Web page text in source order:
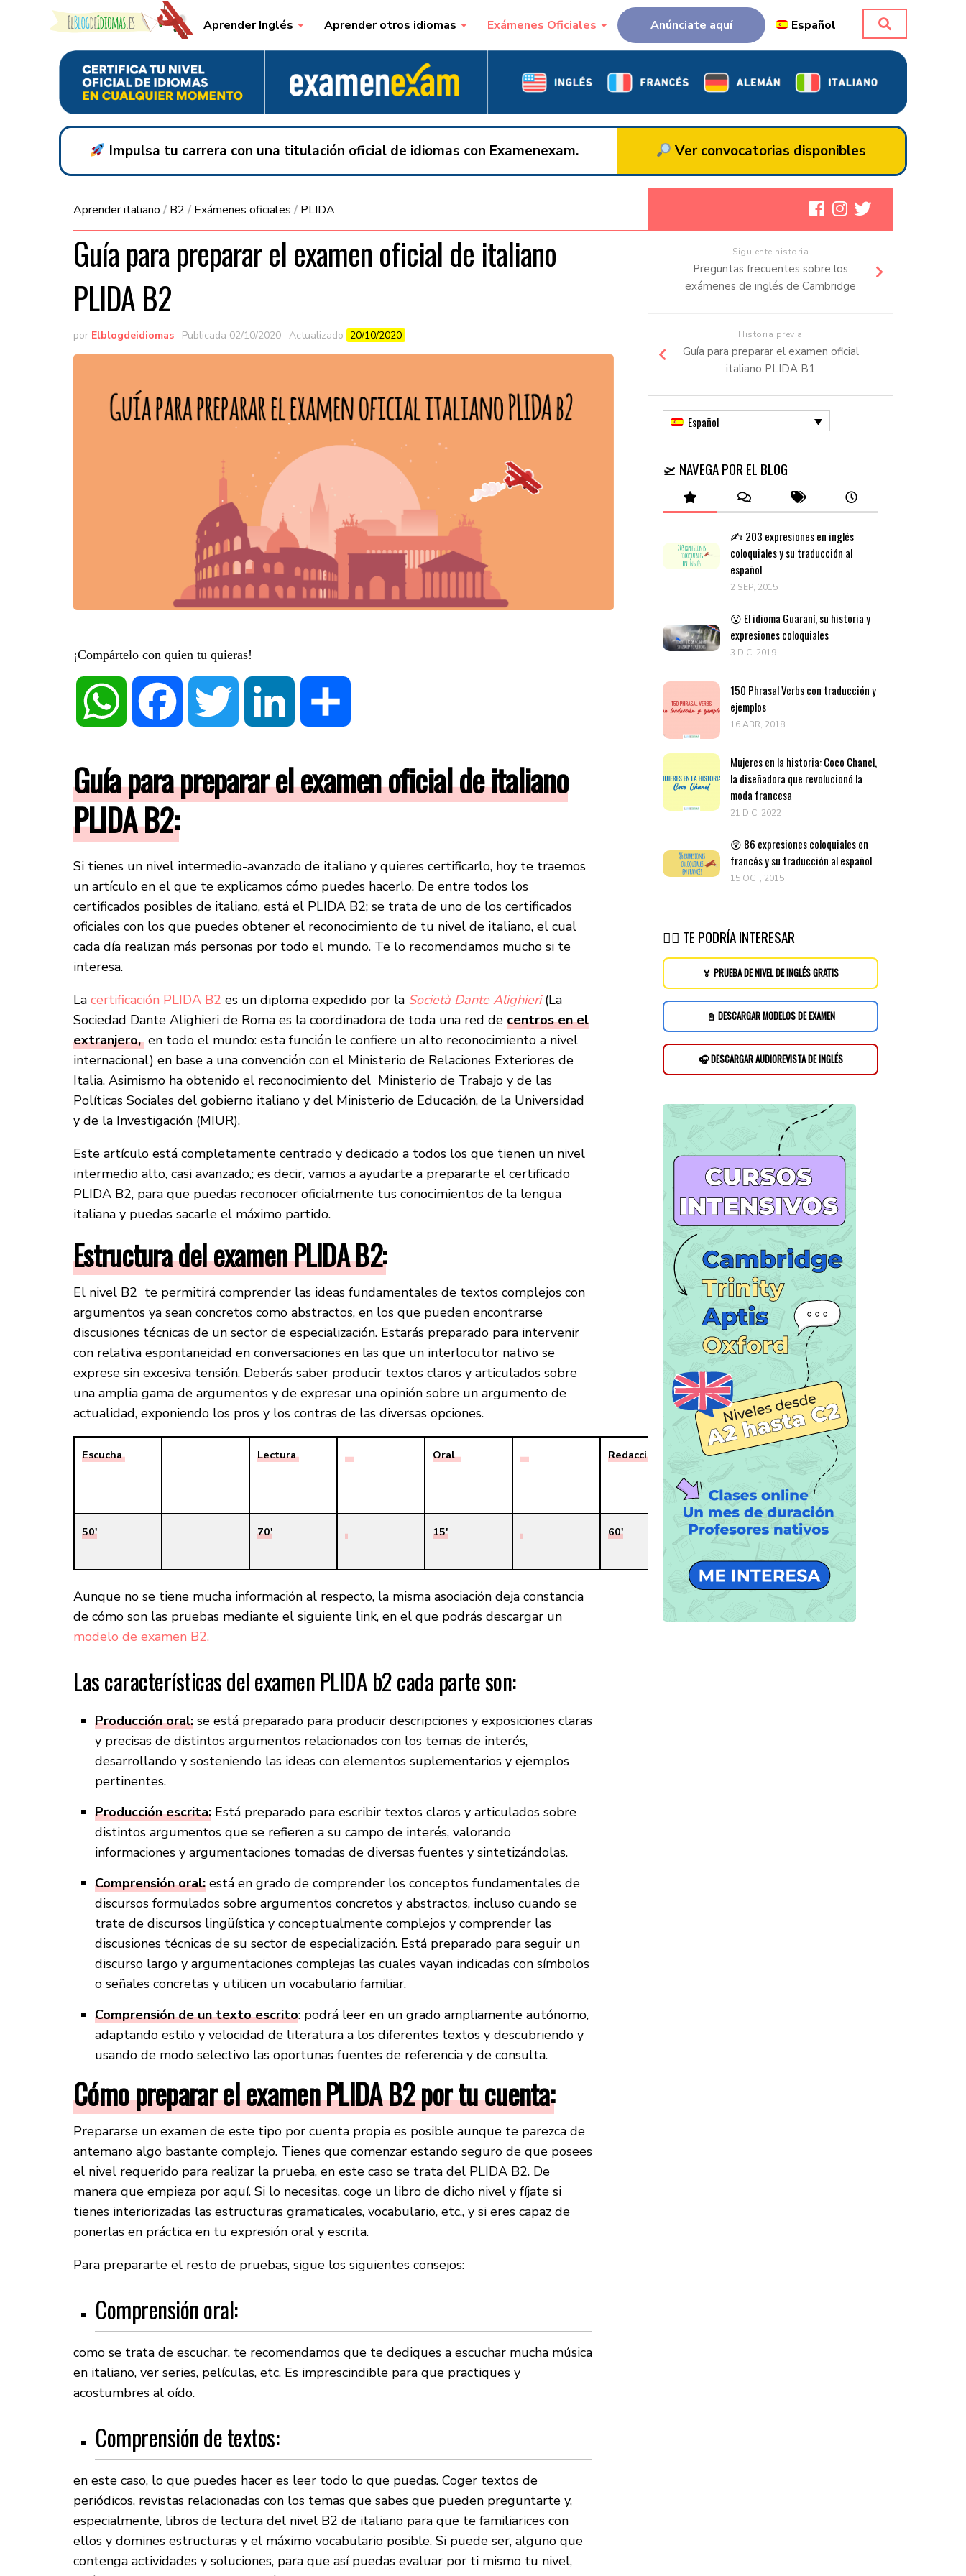
Skip to content Aprender Inglés Aprender otros idiomas Exámenes Oficiales Anúnciate aquí Español
Impulsa tu carrera con una titulación oficial de idiomas con Examenexam. Ver convocatorias disponibles
Aprender italiano / B2 / Exámenes oficiales / PLIDA
Guía para preparar el examen oficial de italiano
PLIDA B2
por Elblogdeidiomas · Publicada 02/10/2020 · Actualizado 20/10/2020
¡Compártelo con quien tu quieras!
WhatsApp Facebook LinkedIn
Guía para preparar el examen oficial de italiano
PLIDA B2:
Si tienes un nivel intermedio-avanzado de italiano y quieres certificarlo, hoy te traemos
un artículo en el que te explicamos cómo puedes hacerlo. De entre todos los
certificados posibles de italiano, está el PLIDA B2; se trata de uno de los certificados
oficiales con los que puedes obtener el reconocimiento de tu nivel de italiano, el cual
cada día realizan más personas por todo el mundo. Te lo recomendamos mucho si te
interesa.
La certificación PLIDA B2 es un diploma expedido por la Società Dante Alighieri(La
Sociedad Dante Alighieri de Roma es la coordinadora de toda una red de centros en el
extranjero, en todo el mundo: esta función le confiere un alto reconocimiento a nivel
internacional) en base a una convención con el Ministerio de Relaciones Exteriores de
Italia. Asimismo ha obtenido el reconocimiento del Ministerio de Trabajo y de las
Políticas Sociales del gobierno italiano y del Ministerio de Educación, de la Universidad
y de la Investigación (MIUR).
Este artículo está completamente centrado y dedicado a todos los que tienen un nivel
intermedio alto, casi avanzado,; es decir, vamos a ayudarte a prepararte el certificado
PLIDA B2, para que puedas reconocer oficialmente tus conocimientos de la lengua
italiana y puedas sacarle el máximo partido.
Estructura del examen PLIDA B2:
El nivel B2 te permitirá comprender las ideas fundamentales de textos complejos con
argumentos ya sean concretos como abstractos, en los que pueden encontrarse
discusiones técnicas de un sector de especialización. Estarás preparado para intervenir
con relativa espontaneidad en conversaciones en las que un interlocutor nativo se
exprese sin excesiva tensión. Deberás saber producir textos claros y articulados sobre
una amplia gama de argumentos y de expresar una opinión sobre un argumento de
actualidad, exponiendo los pros y los contras de las diversas opciones.
Escucha Lectura Oral Redacción
50′ 70′ 15′ 60′
max 195
minutos
Aunque no se tiene mucha información al respecto, la misma asociación deja constancia
de cómo son las pruebas mediante el siguiente link, en el que podrás descargar un
modelo de examen B2.
Las características del examen PLIDA b2 cada parte son:
Producción oral: se está preparado para producir descripciones y exposiciones claras
y precisas de distintos argumentos relacionados con los temas de interés,
desarrollando y sosteniendo las ideas con elementos suplementarios y ejemplos
pertinentes.
Producción escrita: Está preparado para escribir textos claros y articulados sobre
distintos argumentos que se refieren a su campo de interés, valorando
informaciones y argumentaciones tomadas de diversas fuentes y sintetizándolas.
Comprensión oral: está en grado de comprender los conceptos fundamentales de
discursos formulados sobre argumentos concretos y abstractos, incluso cuando se
trate de discursos lingüística y conceptualmente complejos y comprender las
discusiones técnicas de su sector de especialización. Está preparado para seguir un
discurso largo y argumentaciones complejas las cuales vayan indicadas con símbolos
o señales concretas y utilicen un vocabulario familiar.
Comprensión de un texto escrito: podrá leer en un grado ampliamente autónomo,
adaptando estilo y velocidad de literatura a los diferentes textos y descubriendo y
usando de modo selectivo las oportunas fuentes de referencia y de consulta.
Cómo preparar el examen PLIDA B2 por tu cuenta:
Prepararse un examen de este tipo por cuenta propia es posible aunque te parezca de
antemano algo bastante complejo. Tienes que comenzar estando seguro de que posees
el nivel requerido para realizar la prueba, en este caso se trata del PLIDA B2. De
manera que empieza por aquí. Si lo necesitas, coge un libro de dicho nivel y fíjate si
tienes interiorizadas las estructuras gramaticales, vocabulario, etc., y si eres capaz de
ponerlas en práctica en tu expresión oral y escrita.
Para prepararte el resto de pruebas, sigue los siguientes consejos:
Comprensión oral:
como se trata de escuchar, te recomendamos que te dediques a escuchar mucha música
en italiano, ver series, películas, etc. Es imprescindible para que practiques y
acostumbres al oído.
Comprensión de textos:
en este caso, lo que puedes hacer es leer todo lo que puedas. Coger textos de
periódicos, revistas relacionadas con los temas que sabes que pueden preguntarte y,
especialmente, libros de lectura del nivel B2 de italiano para que te familiarices con
ellos y domines estructuras y el máximo vocabulario posible. Si puede ser, alguno que
contenga actividades y soluciones, para que así puedas evaluar por ti mismo tu nivel,
Siguiente historia
Preguntas frecuentes sobre los
exámenes de inglés de Cambridge
Historia previa
Guía para preparar el examen oficial
italiano PLIDA B1
Español
🛫 NAVEGA POR EL BLOG
✍️ 203 expresiones en inglés
coloquiales y su traducción al
español
2 SEP, 2015
😮 El idioma Guaraní, su historia y
expresiones coloquiales
3 DIC, 2019
150 Phrasal Verbs con traducción y
ejemplos
16 ABR, 2018
Mujeres en la historia: Coco Chanel,
la diseñadora que revolucionó la
moda francesa
21 DIC, 2022
😲 86 expresiones coloquiales en
francés y su traducción al español
15 OCT, 2015
👉🏽 TE PODRÍA INTERESAR
🏅 PRUEBA DE NIVEL DE INGLÉS GRATIS
📓 DESCARGAR MODELOS DE EXAMEN
🎧 DESCARGAR AUDIOREVISTA DE INGLÉS